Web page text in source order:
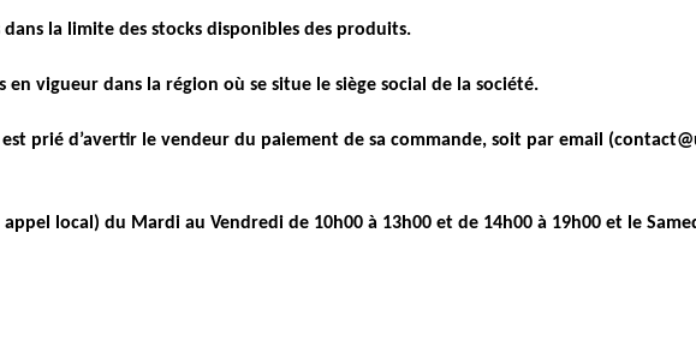
dans la limite des stocks disponibles des produits.
en vigueur dans la région où se situe le siège social de la société.
prié d’avertir le vendeur du paiement de sa commande, soit par email
local) du Mardi au Vendredi de 10h00 à 13h00 et de 14h00 à 19h00 et le